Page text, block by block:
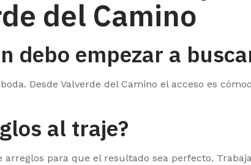
del Camino
debo empezar a
Desde Valverde del Camino el acceso es
al traje?
para que el resultado sea perfecto.